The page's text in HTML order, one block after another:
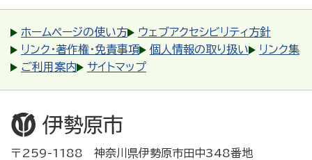
ホームページの使い方
ウェブアクセシビリティ方針
リンク・著作権・免責事項
個人情報の取り扱い
リンク集
ご利用案内
サイトマップ
〒259-1188 神奈川県伊勢原市田中348番地